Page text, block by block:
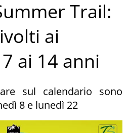
Trail:
ai
ai 14 anni
sul calendario sono
8 e lunedì 22